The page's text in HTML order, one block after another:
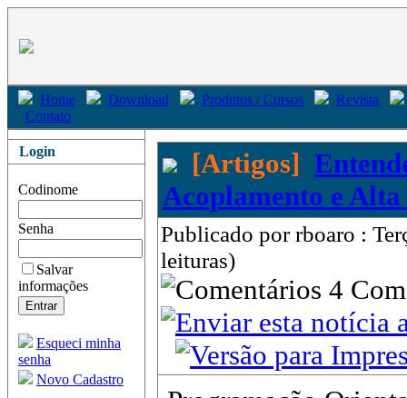
Home Download Produtos / Cursos
Revista
Contato
Login
Codinome
Senha
Salvar
informações
Esqueci minha
senha
Novo Cadastro
[Artigos]
Acoplamento e Alta
Publicado por rboaro :
leituras)
4